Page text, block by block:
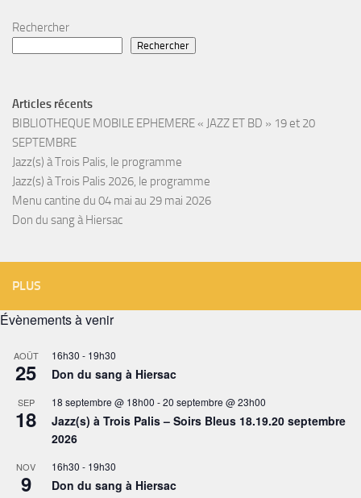
Rechercher
Rechercher
Articles récents
BIBLIOTHEQUE MOBILE EPHEMERE « JAZZ ET BD » 19 et 20
SEPTEMBRE
Jazz(s) à Trois Palis, le programme
Jazz(s) à Trois Palis 2026, le programme
Menu cantine du 04 mai au 29 mai 2026
Don du sang à Hiersac
PLUS
Évènements à venir
AOÛT
25
16h30 - 19h30
Don du sang à Hiersac
SEP
18
18 septembre @ 18h00 -20 septembre @ 23h00
Jazz(s) à Trois Palis – Soirs Bleus 18.19.20 septembre
2026
NOV
9
16h30 - 19h30
Don du sang à Hiersac